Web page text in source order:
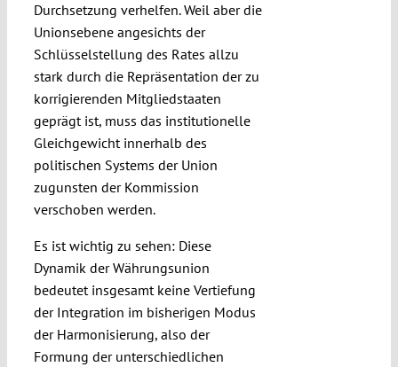
Durchsetzung verhelfen. Weil aber die
Unionsebene angesichts der
Schlüsselstellung des Rates allzu
stark durch die Repräsentation der zu
korrigierenden Mitgliedstaaten
geprägt ist, muss das institutionelle
Gleichgewicht innerhalb des
politischen Systems der Union
zugunsten der Kommission
verschoben werden.
Es ist wichtig zu sehen: Diese
Dynamik der Währungsunion
bedeutet insgesamt keine Vertiefung
der Integration im bisherigen Modus
der Harmonisierung, also der
Formung der unterschiedlichen